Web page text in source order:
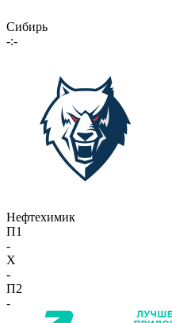
Сибирь
-:-
Нефтехимик
П1
-
X
-
П2
-